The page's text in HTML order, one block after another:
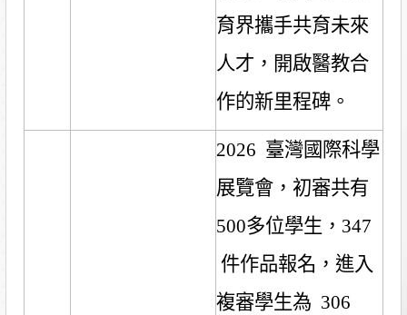
育界攜手共育未來
人才，開啟醫教合
作的新里程碑。
2026 臺灣國際科學
展覽會，初審共有
500多位學生， 347
件作品報名，進入
複審學生為 306